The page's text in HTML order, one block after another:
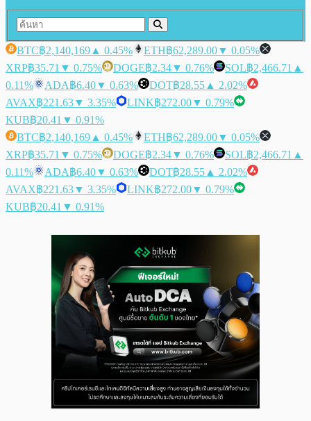
BTC฿2,140,169 ▲ 0.45% ETH฿62,289.00▼ 0.05%
XRP฿35.71 ▼ 0.75% DOGE฿2.34▼ 0.76% SOL฿2,466.71 ▲
0.11%
ADA฿6.40▼ 0.63% DOT฿28.55 ▲ 2.02%
AVAX฿221.63▼ 3.35% LINK฿272.00▼ 0.79%
KUB฿20.41 ▼ 0.91%
BTC฿2,140,169 ▲ 0.45% ETH฿62,289.00▼ 0.05%
XRP฿35.71 ▼ 0.75% DOGE฿2.34▼ 0.76% SOL฿2,466.71 ▲
0.11%
ADA฿6.40▼ 0.63% DOT฿28.55 ▲ 2.02%
AVAX฿221.63▼ 3.35% LINK฿272.00▼ 0.79%
KUB฿20.41 ▼ 0.91%